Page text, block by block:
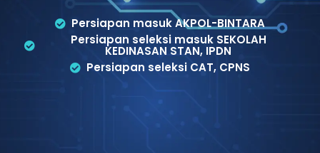
Persiapan masuk AKPOL-BINTARA
Persiapan seleksi masuk SEKOLAH
KEDINASAN STAN, IPDN
Persiapan seleksi CAT, CPNS